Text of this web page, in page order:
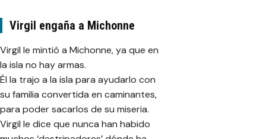
Virgil engaña a Michonne
Virgil le mintió a Michonne, ya que en
la isla no hay armas.
Él la trajo a la isla para ayudarlo con
su familia convertida en caminantes,
para poder sacarlos de su miseria.
Virgil le dice que nunca han habido